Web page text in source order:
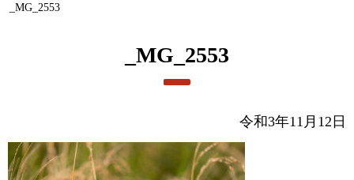
_MG_2553
_MG_2553
令和3年11月12日